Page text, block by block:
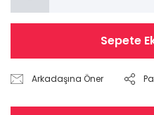
Sepete
Arkadaşına Öner